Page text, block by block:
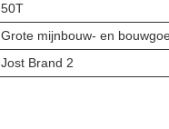
50T
Grote mijnbouw- en
Jost Brand 2